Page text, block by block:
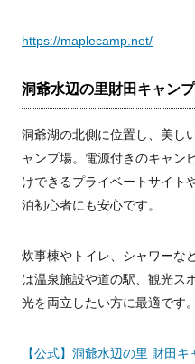
https://maplecamp.net/
洞爺水辺の里財田キャン
洞爺湖の北側に位置し、美し
ャンプ場。電源付きのキャン
けできるプライベートサイト
泊初心者にも安心です。
炊事棟やトイレ、シャワーな
は温泉施設や道の駅、観光ス
光を両立したい方に最適です。
【公式】洞爺水辺の里 財田キ